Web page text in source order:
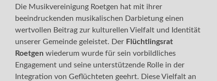
Die Musikvereinigung Roetgen hat mit ihrer
beeindruckenden musikalischen Darbietung einen
wertvollen Beitrag zur kulturellen Vielfalt und Identität
unserer Gemeinde geleistet. Der Flüchtlingsrat
Roetgen wiederum wurde für sein vorbildliches
Engagement und seine unterstützende Rolle in der
Integration von Geflüchteten geehrt. Diese Vielfalt an